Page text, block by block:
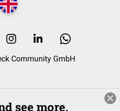
Community GmbH
see more.